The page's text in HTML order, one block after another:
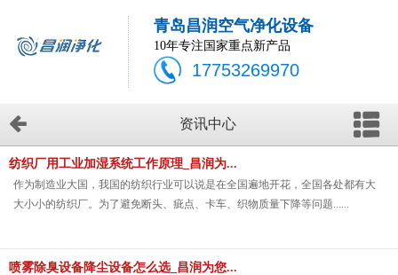
青岛昌润空气净化设备
10年专注国家重点新产品
17753269970
资讯中心
纺织厂用工业加湿系统工作原理_昌润为...
作为制造业大国，我国的纺织行业可以说是在全国遍地开花，全国各处都有大
大小小的纺织厂。为了避免断头、疵点、卡车、织物质量下降等问题......
喷雾除臭设备降尘设备怎么选_昌润为您...